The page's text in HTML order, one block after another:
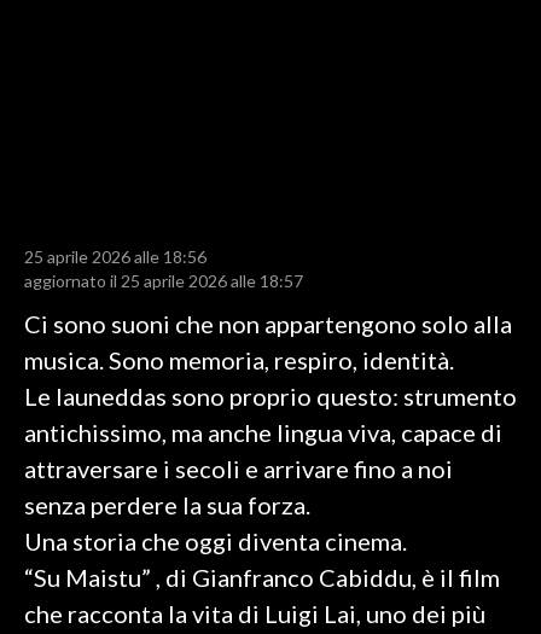
RISULTATI E CLASSIFICHE
CALCIO REGIONALE
BASKET
VOLLEY
MOTORI
TENNIS
ALTRI SPORT
CULTURA
25 aprile 2026 alle 18:56
aggiornato il 25 aprile 2026 alle 18:57
Ci sono suoni che non appartengono solo alla
musica. Sono memoria, respiro, identità.
Le launeddas sono proprio questo: strumento
antichissimo, ma anche lingua viva, capace di
attraversare i secoli e arrivare fino a noi
senza perdere la sua forza.
Una storia che oggi diventa cinema.
“Su Maistu” , di Gianfranco Cabiddu, è il film
che racconta la vita di Luigi Lai, uno dei più